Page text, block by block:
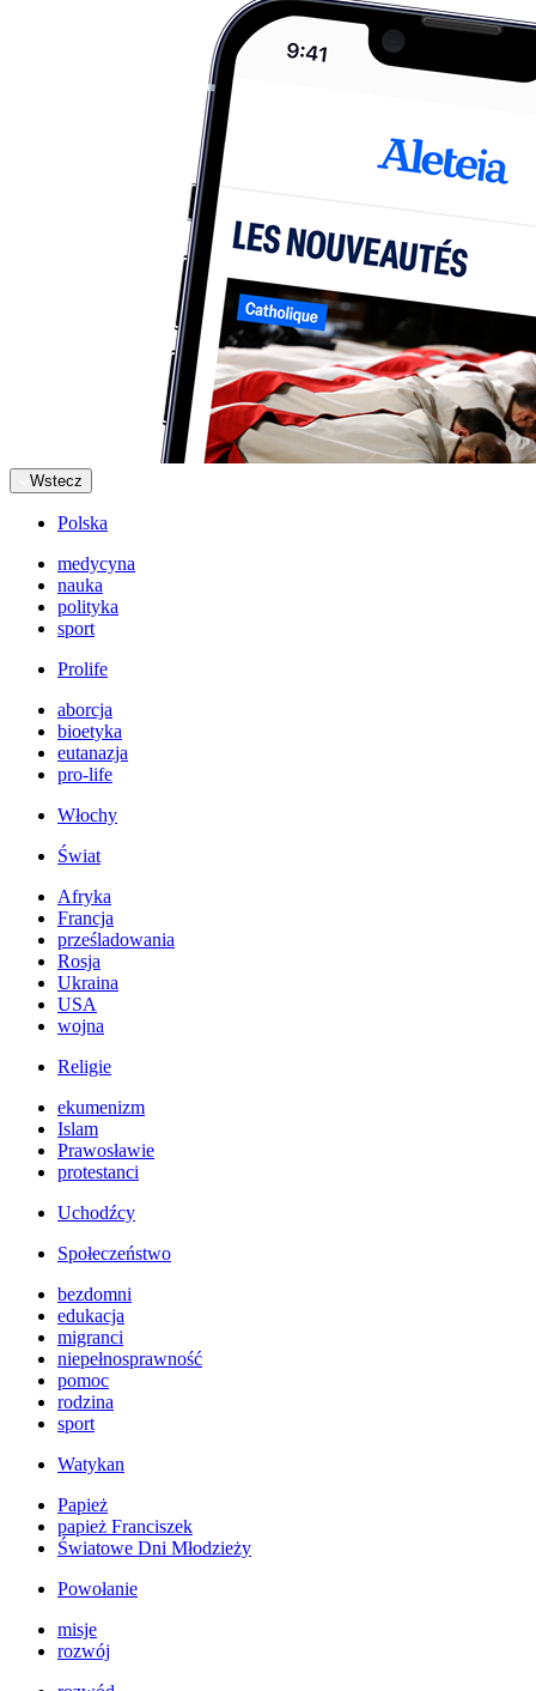
Wstecz
Polska
medycyna
nauka
polityka
sport
Prolife
aborcja
bioetyka
eutanazja
pro-life
Włochy
Świat
Afryka
Francja
prześladowania
Rosja
Ukraina
USA
wojna
Religie
ekumenizm
Islam
Prawosławie
protestanci
Uchodźcy
Społeczeństwo
bezdomni
edukacja
migranci
niepełnosprawność
pomoc
rodzina
sport
Watykan
Papież
papież Franciszek
Światowe Dni Młodzieży
Powołanie
misje
rozwój